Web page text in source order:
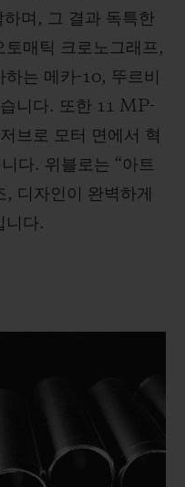
하며, 그 결과 독특한
토매틱 크로노그래프,
는 메카-10, 뚜르비
니다. 또한 11 MP-
브로 모터 면에서 혁
다. 위블로는 “아트
디자인이 완벽하게
니다.